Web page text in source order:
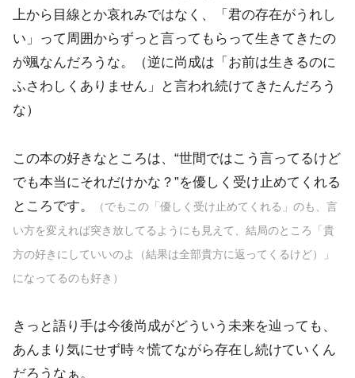
上から目線とか哀れみではなく、「君の存在がうれし
い」って周囲からずっと言ってもらって生きてきたの
が颯なんだろうな。（逆に尚成は「お前は生きるのに
ふさわしくありません」と言われ続けてきたんだろう
な）
この本の好きなところは、“世間ではこう言ってるけど
でも本当にそれだけかな？”を優しく受け止めてくれる
ところです。
（でもこの「優しく受け止めてくれる」のも、言
い方を変えれば突き放してるようにも見えて、結局のところ「貴
方の好きにしていいのよ（結果は全部貴方に返ってくるけど）」
になってるのも好き）
きっと語り手は今後尚成がどういう未来を辿っても、
あんまり気にせず時々慌てながら存在し続けていくん
だろうなぁ。